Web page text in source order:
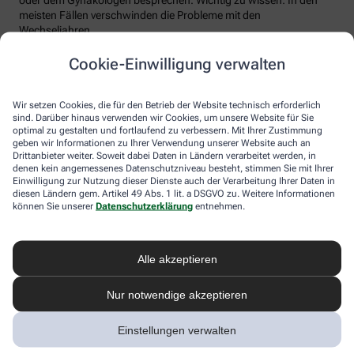
Cookie-Einwilligung verwalten
Wir setzen Cookies, die für den Betrieb der Website technisch erforderlich
sind. Darüber hinaus verwenden wir Cookies, um unsere Website für Sie
optimal zu gestalten und fortlaufend zu verbessern. Mit Ihrer Zustimmung
geben wir Informationen zu Ihrer Verwendung unserer Website auch an
Drittanbieter weiter. Soweit dabei Daten in Ländern verarbeitet werden, in
denen kein angemessenes Datenschutzniveau besteht, stimmen Sie mit Ihrer
Einwilligung zur Nutzung dieser Dienste auch der Verarbeitung Ihrer Daten in
diesen Ländern gem. Artikel 49 Abs. 1 lit. a DSGVO zu. Weitere Informationen
können Sie unserer Datenschutzerklärung entnehmen.
Alle akzeptieren
Nur notwendige akzeptieren
Einstellungen verwalten
meisten Fällen verschwinden die Probleme mit den
Wechseljahren.
Voraussetzung für eine erfolgreiche Behandlung ist allerdings
immer, dass die Endometriose auch als solche erkannt wird.
nehmen und ärztlich abklären lassen. Und sich auf keinen Fall
einreden lassen, sie seien normal.
Melden Sie sich hier an und sichern Sie
sich Ihren 10% Gutschein* für unsere
Apotheke